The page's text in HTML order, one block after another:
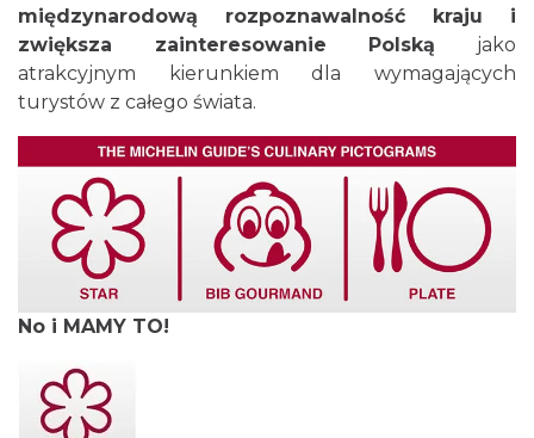
międzynarodową rozpoznawalność kraju i
zwiększa zainteresowanie Polską jako
atrakcyjnym kierunkiem dla wymagających
turystów z całego świata.
No i MAMY TO!